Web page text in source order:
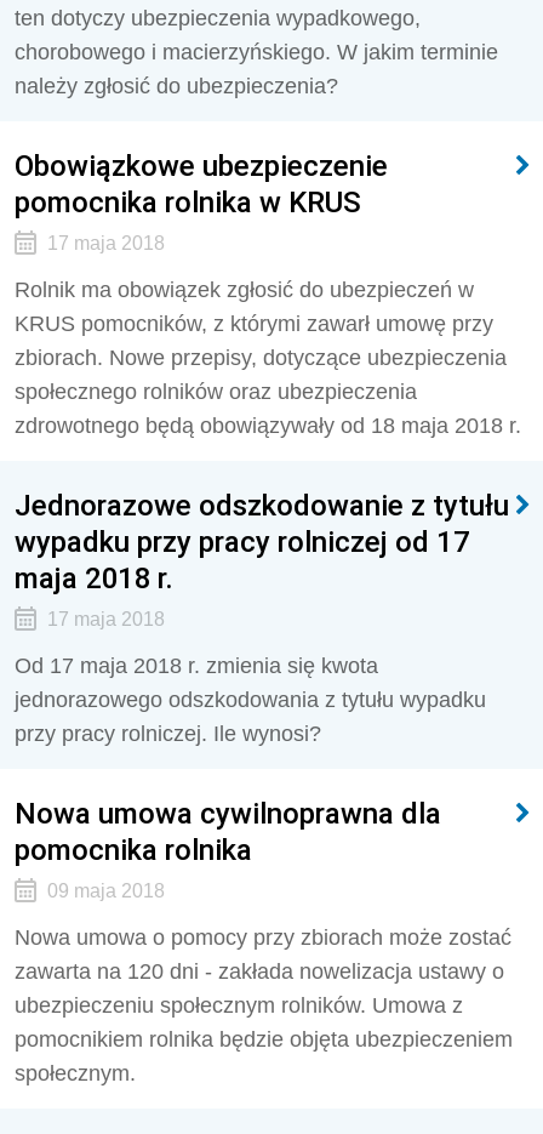
ten dotyczy ubezpieczenia wypadkowego,
chorobowego i macierzyńskiego. W jakim terminie
należy zgłosić do ubezpieczenia?
Obowiązkowe ubezpieczenie
pomocnika rolnika w KRUS
17 maja 2018
Rolnik ma obowiązek zgłosić do ubezpieczeń w
KRUS pomocników, z którymi zawarł umowę przy
zbiorach. Nowe przepisy, dotyczące ubezpieczenia
społecznego rolników oraz ubezpieczenia
zdrowotnego będą obowiązywały od 18 maja 2018 r.
Jednorazowe odszkodowanie z tytułu
wypadku przy pracy rolniczej od 17
maja 2018 r.
17 maja 2018
Od 17 maja 2018 r. zmienia się kwota
jednorazowego odszkodowania z tytułu wypadku
przy pracy rolniczej. Ile wynosi?
Nowa umowa cywilnoprawna dla
pomocnika rolnika
09 maja 2018
Nowa umowa o pomocy przy zbiorach może zostać
zawarta na 120 dni - zakłada nowelizacja ustawy o
ubezpieczeniu społecznym rolników. Umowa z
pomocnikiem rolnika będzie objęta ubezpieczeniem
społecznym.